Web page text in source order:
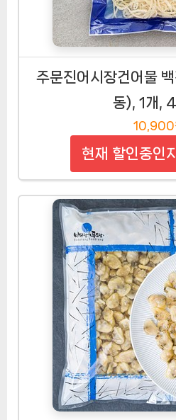
주문진어시장건어물
동), 1개,
10,900
현재 할인중인